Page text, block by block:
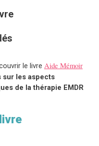
le livre Aide Mémoir
sur les aspects
de la thérapie EMDR